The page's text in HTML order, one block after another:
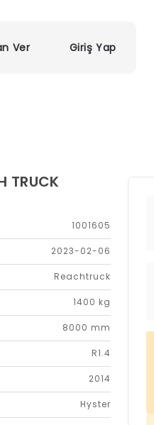
Ver Giriş Yap
TRUCK
1001605
2023-02-06
Reachtruck
1400 kg
8000 mm
R1.4
2014
Hyster